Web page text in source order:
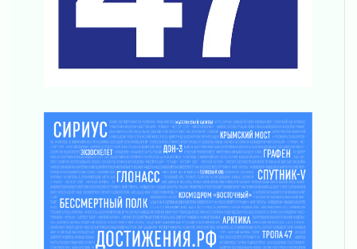
31 июля 2026
Правила для жизни
31 июля 2026
В Шлиссельбурге прошла акция «Белый
кораблик Памяти»
31 июля 2026
Новые возможности для творчества
31 июля 2026
За сухими цифрами — реальная жизнь
31 июля 2026